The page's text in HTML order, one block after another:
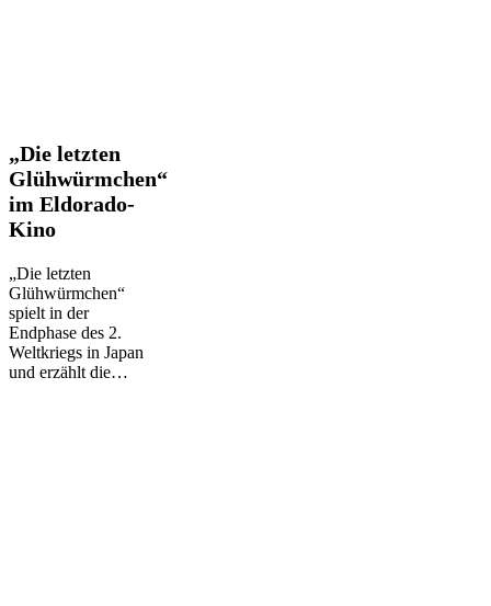
„Die
letzten
Glühwürmchen“
im
Eldorado-
„Die letzten
Glühwürmchen“
im Eldorado-
Kino
„Die letzten
Glühwürmchen“
spielt in der
Endphase des 2.
Weltkriegs in Japan
und erzählt die…